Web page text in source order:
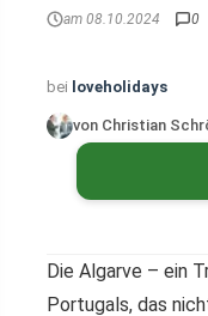
am 08.10.2024 0
bei loveholidays
von Christian
Die Algarve – ein
Portugals, das